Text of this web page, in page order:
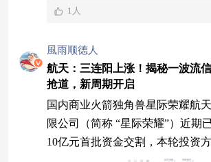
1人
風雨顺德人
航天：三连阳上涨！揭秘一波流
抢道，新周期开启
国内商业火箭独角兽星际荣耀航
限公司（简称 “星际荣耀”）近期
10亿元首批资金交割，本轮投资